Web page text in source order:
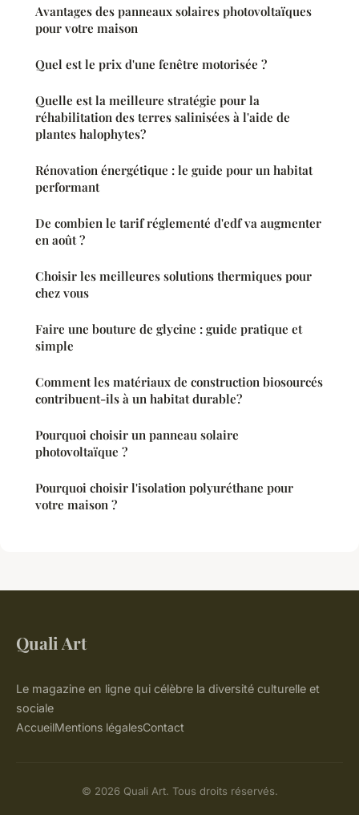
Avantages des panneaux solaires photovoltaïques
pour votre maison
Quel est le prix d'une fenêtre motorisée ?
Quelle est la meilleure stratégie pour la
réhabilitation des terres salinisées à l'aide de
plantes halophytes?
Rénovation énergétique : le guide pour un habitat
performant
De combien le tarif réglementé d'edf va augmenter
en août ?
Choisir les meilleures solutions thermiques pour
chez vous
Faire une bouture de glycine : guide pratique et
simple
Comment les matériaux de construction biosourcés
contribuent-ils à un habitat durable?
Pourquoi choisir un panneau solaire
photovoltaïque ?
Pourquoi choisir l'isolation polyuréthane pour
votre maison ?
Quali Art
Le magazine en ligne qui célèbre la diversité culturelle et
sociale
AccueilMentions légalesContact
© 2026 Quali Art. Tous droits réservés.